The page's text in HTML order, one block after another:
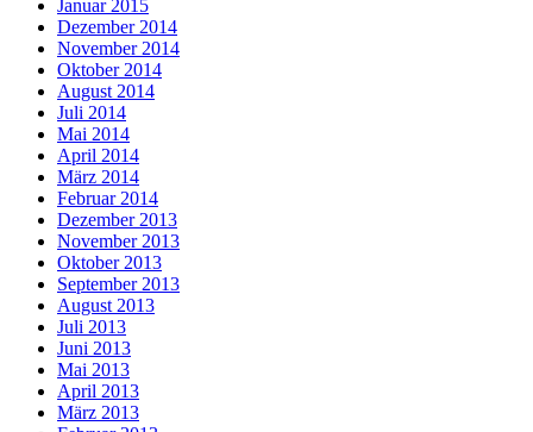
Januar 2015
Dezember 2014
November 2014
Oktober 2014
August 2014
Juli 2014
Mai 2014
April 2014
März 2014
Februar 2014
Dezember 2013
November 2013
Oktober 2013
September 2013
August 2013
Juli 2013
Juni 2013
Mai 2013
April 2013
März 2013